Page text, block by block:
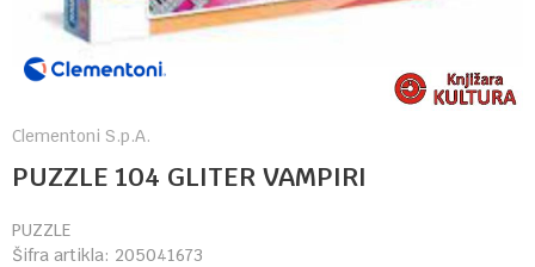
Clementoni S.p.A.
PUZZLE 104 GLITER VAMPIRI
PUZZLE
Šifra artikla: 205041673